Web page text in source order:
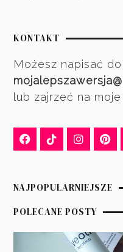
KONTAKT
Możesz napisać
lub zajrzeć na
NAJPOPULARNIEJSZE
POLECANE POSTY